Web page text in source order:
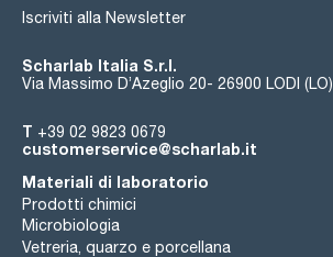
Iscriviti alla Newsletter
Scharlab Italia S.r.l.
Via Massimo D’Azeglio 20- 26900 LODI (LO)
T +39 02 9823 0679
customerservice@scharlab.it
Materiali di laboratorio
Prodotti chimici
Microbiologia
Vetreria, quarzo e porcellana